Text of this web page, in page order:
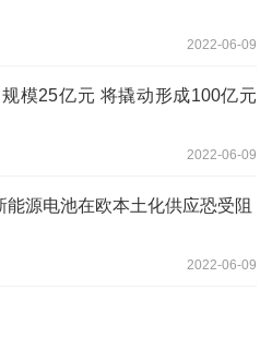
2022-06-09
模25亿元 将撬动形成100亿元
2022-06-09
源电池在欧本土化供应恐受阻
2022-06-09